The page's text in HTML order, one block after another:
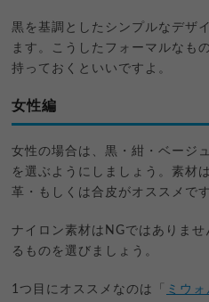
黒を基調としたシンプルなデザ
ます。こうしたフォーマルなも
持っておくといいですよ。
女性編
女性の場合は、黒・紺・ベージ
を選ぶようにしましょう。素材
革・もしくは合皮がオススメです
ナイロン素材はNGではありま
るものを選びましょう。
1つ目にオススメなのは「
ミウ